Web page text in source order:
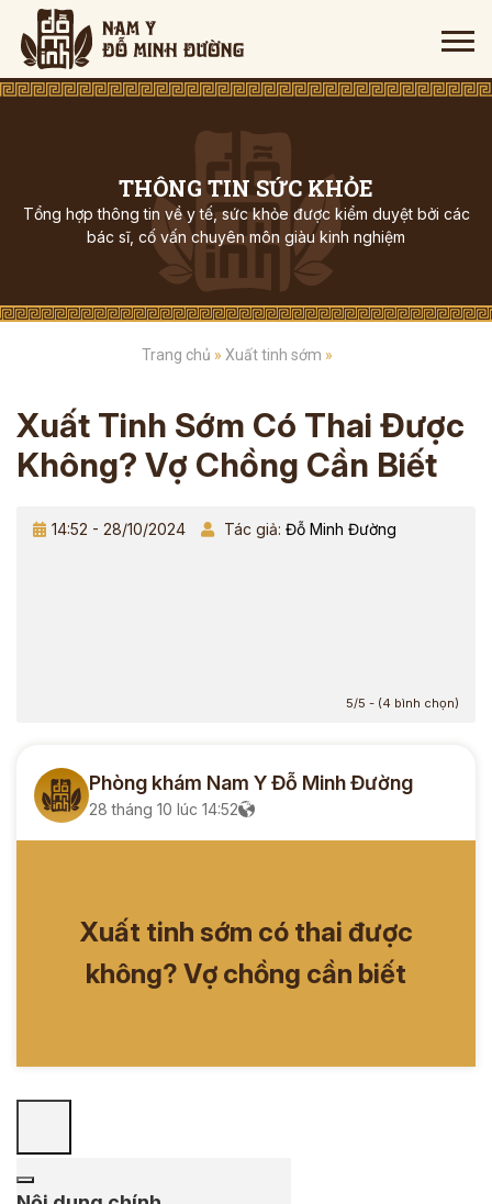
THÔNG TIN SỨC KHỎE
Tổng hợp thông tin về y tế, sức khỏe được kiểm duyệt bởi các
bác sĩ, cố vấn chuyên môn giàu kinh nghiệm
Trang chủ » Xuất tinh sớm »
Xuất Tinh Sớm Có Thai Được
Không? Vợ Chồng Cần Biết
14:52 - 28/10/2024 Tác giả: Đỗ Minh Đường
5/5 - (4 bình chọn)
Phòng khám Nam Y Đỗ Minh Đường
28 tháng 10 lúc 14:52
Xuất tinh sớm có thai được
không? Vợ chồng cần biết